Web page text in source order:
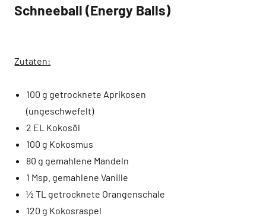
Schneeball (Energy Balls)
Zutaten:
100 g getrocknete Aprikosen
(ungeschwefelt)
2 EL Kokosöl
100 g Kokosmus
80 g gemahlene Mandeln
1 Msp. gemahlene Vanille
½ TL getrocknete Orangenschale
120 g Kokosraspel